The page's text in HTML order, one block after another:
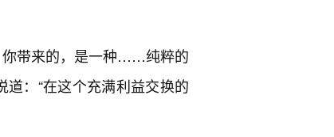
你带来的，是一种……纯粹的
：“在这个充满利益交换的